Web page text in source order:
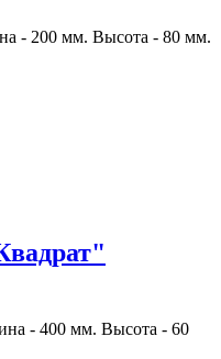
- 200 мм. Высота - 80 мм.
- 400 мм. Высота - 60